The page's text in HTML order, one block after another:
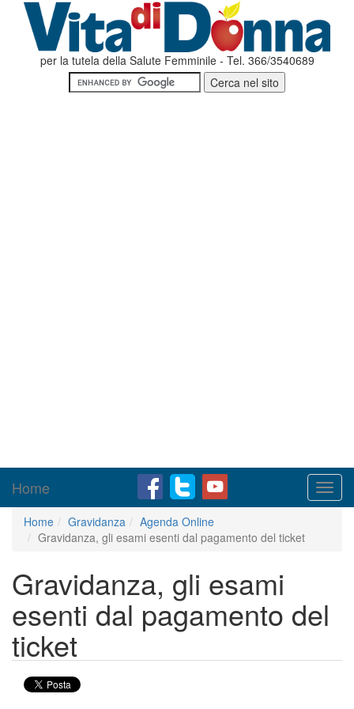
per la tutela della Salute Femminile - Tel. 366/3540689
Home
Home Gravidanza
Agenda Online
Gravidanza, gli esami esenti dal pagamento del ticket
Gravidanza, gli esami
esenti dal pagamento del
ticket